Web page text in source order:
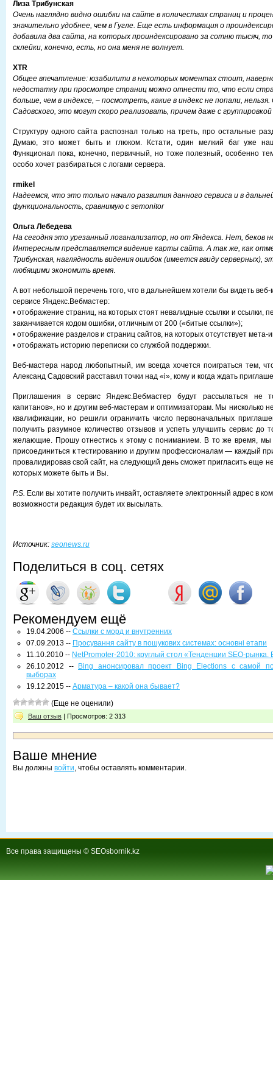
Лиза Трибунская
Очень наглядно видно ошибки на сайте в количествах страниц и
значительно удобнее, чем в Гугле. Еще есть информация о
добавила два сайта, на которых проиндексировано за сотню тысяч,
склейки, конечно, есть, но она меня не волнует.
XTR
Общее впечатление: юзабилити в некоторых моментах стоит,
недостатку при просмотре страниц можно отнести то, что если
больше, чем в индексе, – посмотреть, какие в индекс не попали,
Садовского, это могут скоро реализовать, причем даже с
Структуру одного сайта распознал только на треть, про остальные
Думаю, это может быть и глюком. Кстати, один мелкий баг уже
Функционал пока, конечно, первичный, но тоже полезный, особенно
особо хочет разбираться с логами сервера.
rmikel
Надеемся, что это только начало развития данного сервиса и в
функциональность, сравнимую с semonitor
Ольга Лебедева
На сегодня это урезанный логанализатор, но от Яндекса. Нет, беков
Интересным представляется видение карты сайта. А так же, как
Трибунская, наглядность видения ошибок (имеется ввиду серверных),
любящими экономить время.
А вот небольшой перечень того, что в дальнейшем хотели бы видеть
сервисе Яндекс.Вебмастер:
• отображение страниц, на которых стоят невалидные ссылки и ссылки,
заканчивается кодом ошибки, отличным от 200 («битые ссылки»);
• отображение разделов и страниц сайтов, на которых отсутствует
• отображать историю переписки со службой поддержки.
Веб-мастера народ любопытный, им всегда хочется поиграться тем,
Александ Садовский расставил точки над «i», кому и когда ждать
Приглашения в сервис Яндекс.Вебмастер будут рассылаться не
капитанов», но и другим веб-мастерам и оптимизаторам. Мы нисколько
квалификации, но решили ограничить число первоначальных
получить разумное количество отзывов и успеть улучшить сервис до
желающие. Прошу отнестись к этому с пониманием. В то же время, мы
присоединиться к тестированию и другим профессионалам — каждый
провалидировав свой сайт, на следующий день сможет пригласить еще
которых можете быть и Вы.
P.S. Если вы хотите получить инвайт, оставляете электронный адрес в
возможности редакция будет их высылать.
Источник: seonews.ru
Поделиться в соц. сетях
Рекомендуем ещё
19.04.2006 -- Ссылки с морд и внутренних
07.09.2013 -- Просування сайту в пошукових системах: основні етапи
11.10.2010 -- NetPromoter-2010: круглый стол «Тенденции SEO-
26.10.2012 --
Bing анонсировал проект Bing Elections с самой
выборах
19.12.2015 -- Арматура – какой она бывает?
(Еще не оценили)
Ваш отзыв | Просмотров: 2 313
Ваше мнение
Вы должны войти, чтобы оставлять комментарии.
Все права защищены © SEOsbornik.kz